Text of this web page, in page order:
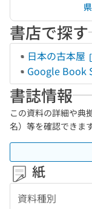
書店で探す
日本の古本屋
Google Book
書誌情報
この資料の詳細や典
名）等を確認できます
紙
資料種別